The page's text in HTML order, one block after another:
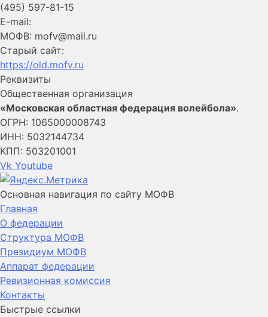
(495) 597-81-15
E-mail:
МОФВ: mofv@mail.ru
Старый сайт:
https://old.mofv.ru
Реквизиты
Общественная организация
«Московская областная федерация волейбола».
ОГРН: 1065000008743
ИНН: 5032144734
КПП: 503201001
Vk Youtube
Основная навигация по сайту МОФВ
Главная
О федерации
Структура МОФВ
Президиум МОФВ
Аппарат федерации
Ревизионная комиссия
Контакты
Быстрые ссылки